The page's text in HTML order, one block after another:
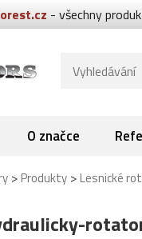
- všechny
O značce
>Produkty >Lesnické